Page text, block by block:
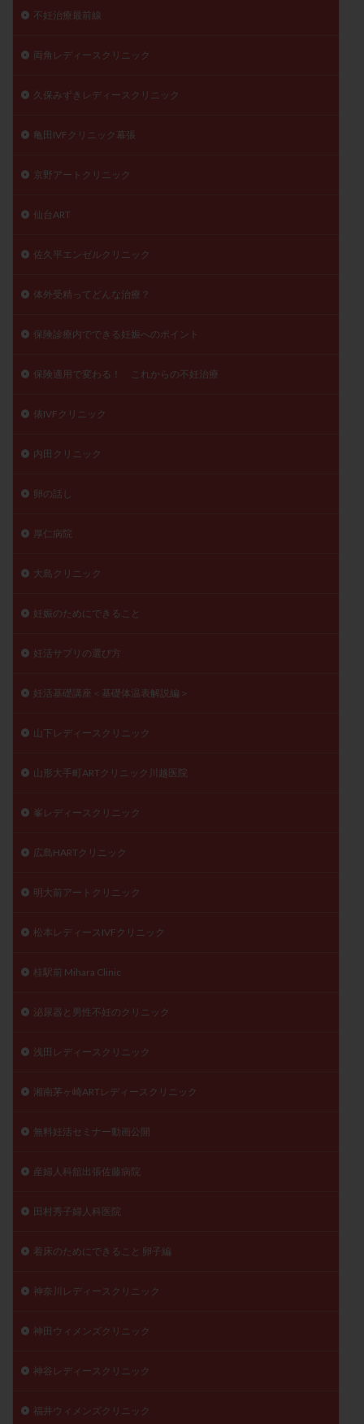
不妊治療最前線
両角レディースクリニック
久保みずきレディースクリニック
亀田IVFクリニック幕張
京野アートクリニック
仙台ART
佐久平エンゼルクリニック
体外受精ってどんな治療？
保険診療内でできる妊娠へのポイント
保険適用で変わる！ これからの不妊治療
俵IVFクリニック
内田クリニック
卵の話し
厚仁病院
大島クリニック
妊娠のためにできること
妊活サプリの選び方
妊活基礎講座＜基礎体温表解説編＞
山下レディースクリニック
山形大手町ARTクリニック川越医院
峯レディースクリニック
広島HARTクリニック
明大前アートクリニック
松本レディースIVFクリニック
桂駅前 Mihara Clinic
泌尿器と男性不妊のクリニック
浅田レディースクリニック
湘南茅ヶ崎ARTレディースクリニック
無料妊活セミナー動画公開
産婦人科舘出張佐藤病院
田村秀子婦人科医院
着床のためにできること 卵子編
神奈川レディースクリニック
神田ウィメンズクリニック
神谷レディースクリニック
福井ウィメンズクリニック